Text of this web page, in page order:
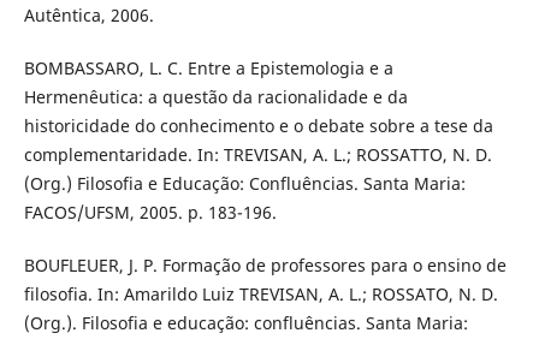
Autêntica, 2006.
BOMBASSARO, L. C. Entre a Epistemologia e a
Hermenêutica: a questão da racionalidade e da
historicidade do conhecimento e o debate sobre a tese da
complementaridade. In: TREVISAN, A. L.; ROSSATTO, N. D.
(Org.) Filosofia e Educação: Confluências. Santa Maria:
FACOS/UFSM, 2005. p. 183-196.
BOUFLEUER, J. P. Formação de professores para o ensino de
filosofia. In: Amarildo Luiz TREVISAN, A. L.; ROSSATO, N. D.
(Org.). Filosofia e educação: confluências. Santa Maria: